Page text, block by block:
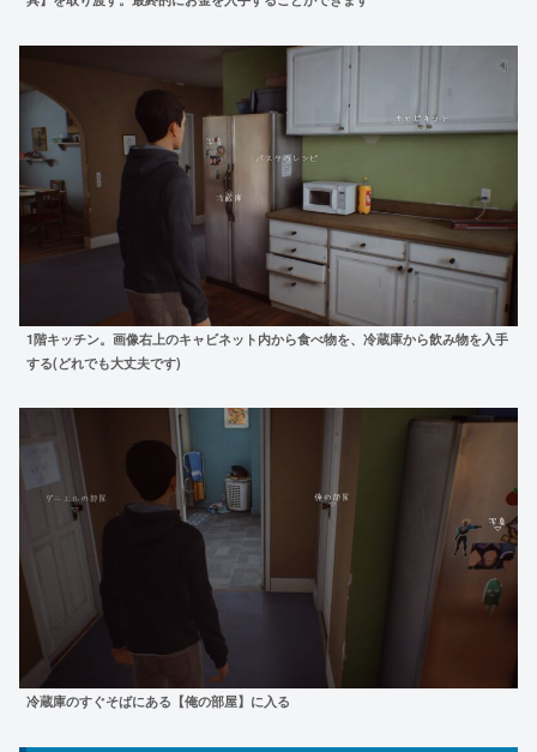
1階キッチン。画像右上のキャビネット内から食べ物を、冷蔵庫から飲み物を入手
する(どれでも大丈夫です)
冷蔵庫のすぐそばにある【俺の部屋】 に入る